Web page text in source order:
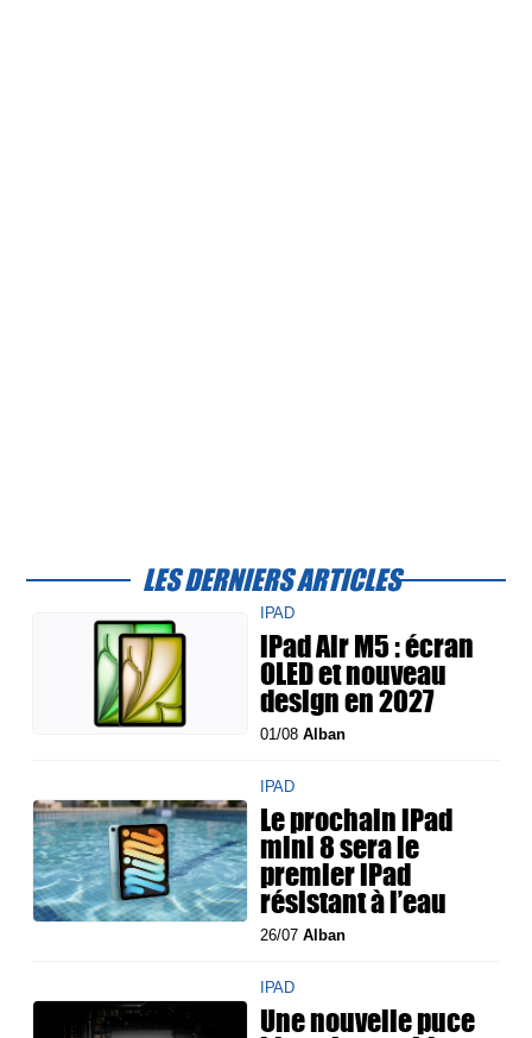
LES DERNIERS ARTICLES
IPAD
iPad Air M5 : écran
OLED et nouveau
design en 2027
01/08Alban
IPAD
Le prochain iPad
mini 8 sera le
premier iPad
résistant à l’eau
26/07Alban
IPAD
Une nouvelle puce